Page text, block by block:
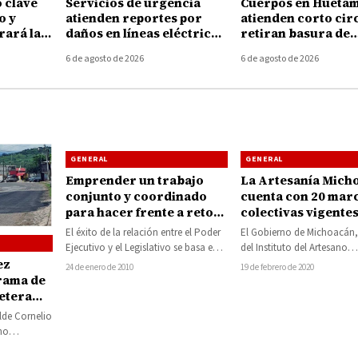
y
la
atienden reportes por
daños en líneas eléctricas
Huetamo
6 de agosto de 2026
atienden corto
retiran basura de
tormenta de ayer
6 de agosto de 2026
de
por
Cornelio
un
GENERAL
Emprender un trabajo
conjunto y coordinado
para hacer frente a retos
del Estado: Leonel Godoy
y diputados locales
El éxito de la relación entre el Poder
Ejecutivo y el Legislativo se basa en
la comunicación, en…
24 de enero de 2010
GENERAL
La Artesanía
cuenta con 20
colectivas
incluyendo el
Huetamo»
El Gobierno de
del Instituto del Artesano
Michoacano (IAM), así
19 de febrero de 2020